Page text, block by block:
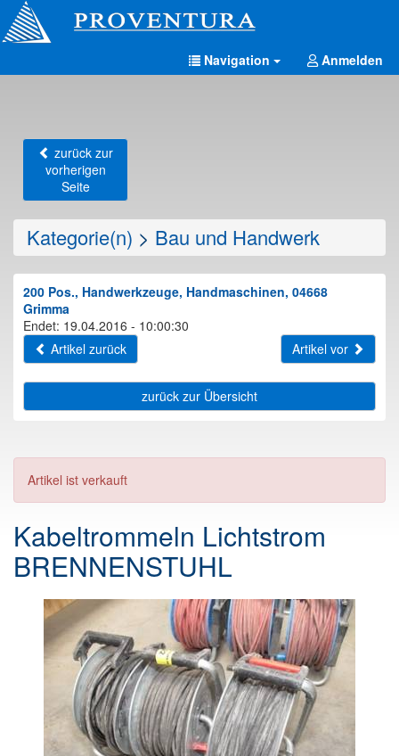
Navigation Anmelden
zurück zur
vorherigen
Seite
Kategorie(n) > Bau und Handwerk
200 Pos., Handwerkzeuge, Handmaschinen, 04668
Grimma
Endet: 19.04.2016 - 10:00:30
Artikel zurück
Artikel vor
zurück zur Übersicht
Artikel ist verkauft
Kabeltrommeln Lichtstrom
BRENNENSTUHL